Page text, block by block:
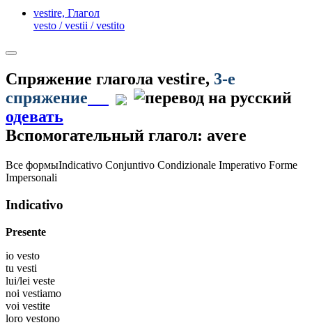
vestire, Глагол
vesto / vestii / vestito
Спряжение глагола vestire, 3-е
спряжение
одевать
Вспомогательный глагол: avere
Все формыIndicativo Conjuntivo Condizionale Imperativo Forme
Impersonali
Indicativo
Presente
io vesto
tu vesti
lui/lei veste
noi vestiamo
voi vestite
loro vestono